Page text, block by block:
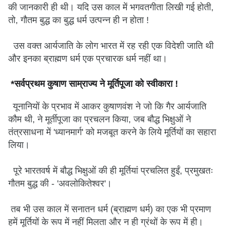
की जानकारी ही थी। यदि उस काल में भगवतगीता लिखी गई होती,
तो, गौतम बुद्ध का बुद्ध धर्म उत्पन्न ही न होता !
उस वक्त आर्यजाति के लोग भारत में रह रही एक विदेशी जाति थी
और इनका ब्राह्मण धर्म एक प्रचारक धर्म नहीं था।
*सर्वप्रथम कुषाण साम्राज्य ने मूर्तिपूजा को स्वीकारा !
यूनानियों के प्रभाव में आकर कुषाणवंश ने जो कि गैर आर्यजाति
कौम थी, ने मूर्तीपूजा का प्रचलन किया, जब बौद्ध भिक्षुओं ने
तंत्रसाधना में 'ध्यानमार्ग' को मजबूत करने के लिये मूर्तियों का सहारा
लिया।
पूरे भारतवर्ष में बौद्ध भिक्षुओं की ही मूर्तियां प्रचलित हुईं, प्रमुखतः
गौतम बुद्ध की - 'अवलोकितेश्वर'।
तब भी उस काल में सनातन धर्म (ब्राह्मण धर्म) का एक भी प्रमाण
हमें मूर्तियों के रूप में नहीं मिलता और न ही ग्रंथों के रूप में ही।